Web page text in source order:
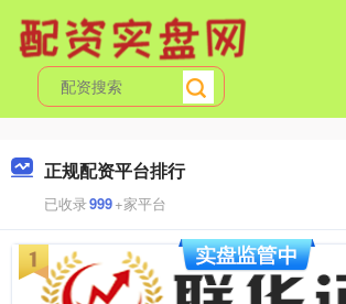
正规配资平台排行
已收录999+家平台